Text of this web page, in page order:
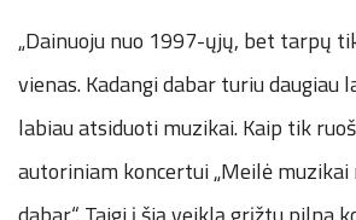
„Dainuoju nuo 1997-ųjų, bet tarpų
vienas. Kadangi dabar turiu daugiau
labiau atsiduoti muzikai. Kaip tik
autoriniam koncertui „Meilė